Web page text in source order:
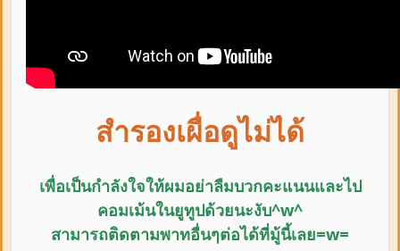
สำรองเผื่อดูไม่ได้
เพื่อเป็นกำลังใจให้ผมอย่าลืมบวกคะแนนและไป
คอมเม้นในยูทูปด้วยนะงับ^w^
สามารถติดตามพาทอื่นๆต่อได้ที่มู้นี้เลย=w=